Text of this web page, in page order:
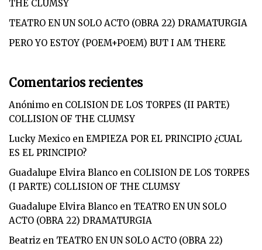
THE CLUMSY
TEATRO EN UN SOLO ACTO (OBRA 22) DRAMATURGIA
PERO YO ESTOY (POEM+POEM) BUT I AM THERE
Comentarios recientes
Anónimo en COLISION DE LOS TORPES (II PARTE)
COLLISION OF THE CLUMSY
Lucky Mexico en EMPIEZA POR EL PRINCIPIO ¿CUAL
ES EL PRINCIPIO?
Guadalupe Elvira Blanco en COLISION DE LOS TORPES
(I PARTE) COLLISION OF THE CLUMSY
Guadalupe Elvira Blanco en TEATRO EN UN SOLO
ACTO (OBRA 22) DRAMATURGIA
Beatriz en TEATRO EN UN SOLO ACTO (OBRA 22)